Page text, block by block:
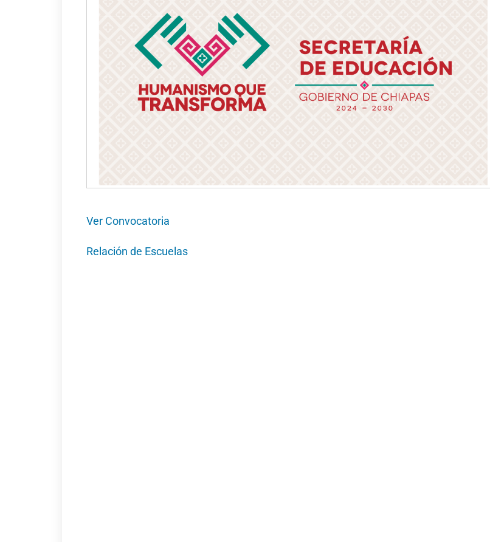
Ver Convocatoria
Relación de Escuelas